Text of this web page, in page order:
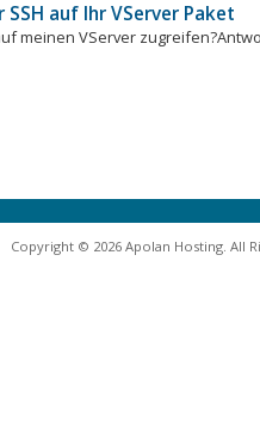
auf Ihr VServer Paket
meinen VServer
Copyright © 2026 Apolan Hosting. All